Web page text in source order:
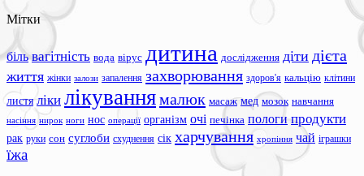
Мітки
біль вагітність вода вірус дитина дослідження діти дієта
життя жінки залози запалення захворювання здоров'я кальцію клітини
листя ліки лікуваннямалюк масаж мед мозок навчання
насіння нирок ноги нос операції організм очі печінка пологи продукти
рак руки сон суглоби схуднення сік харчування хропіння чай іграшки
їжа